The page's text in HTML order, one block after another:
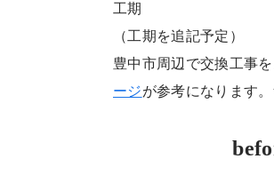
工期
（工期を追記予定）
豊中市周辺で交換工事
ージが参考になります